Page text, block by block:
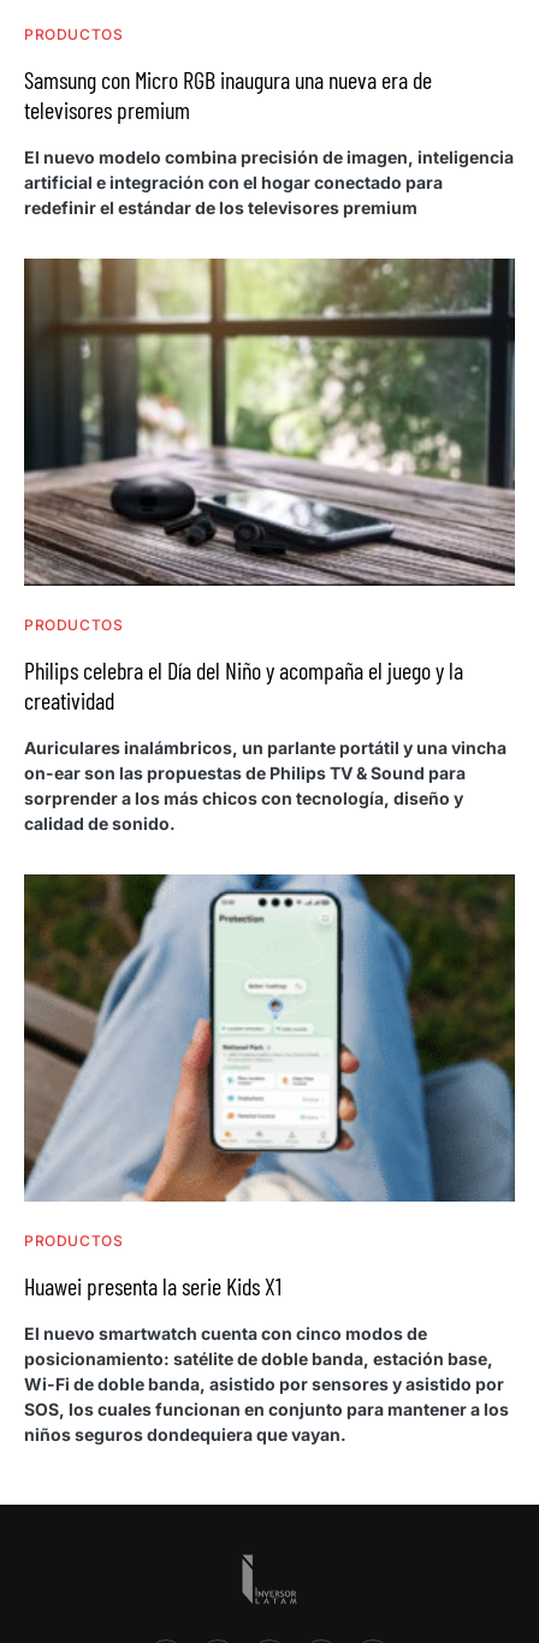
PRODUCTOS
Samsung con Micro RGB inaugura una nueva era de
televisores premium
El nuevo modelo combina precisión de imagen, inteligencia
artificial e integración con el hogar conectado para
redefinir el estándar de los televisores premium
PRODUCTOS
Philips celebra el Día del Niño y acompaña el juego y la
creatividad
Auriculares inalámbricos, un parlante portátil y una vincha
on-ear son las propuestas de Philips TV & Sound para
sorprender a los más chicos con tecnología, diseño y
calidad de sonido.
PRODUCTOS
Huawei presenta la serie Kids X1
El nuevo smartwatch cuenta con cinco modos de
posicionamiento: satélite de doble banda, estación base,
Wi-Fi de doble banda, asistido por sensores y asistido por
SOS, los cuales funcionan en conjunto para mantener a los
niños seguros dondequiera que vayan.